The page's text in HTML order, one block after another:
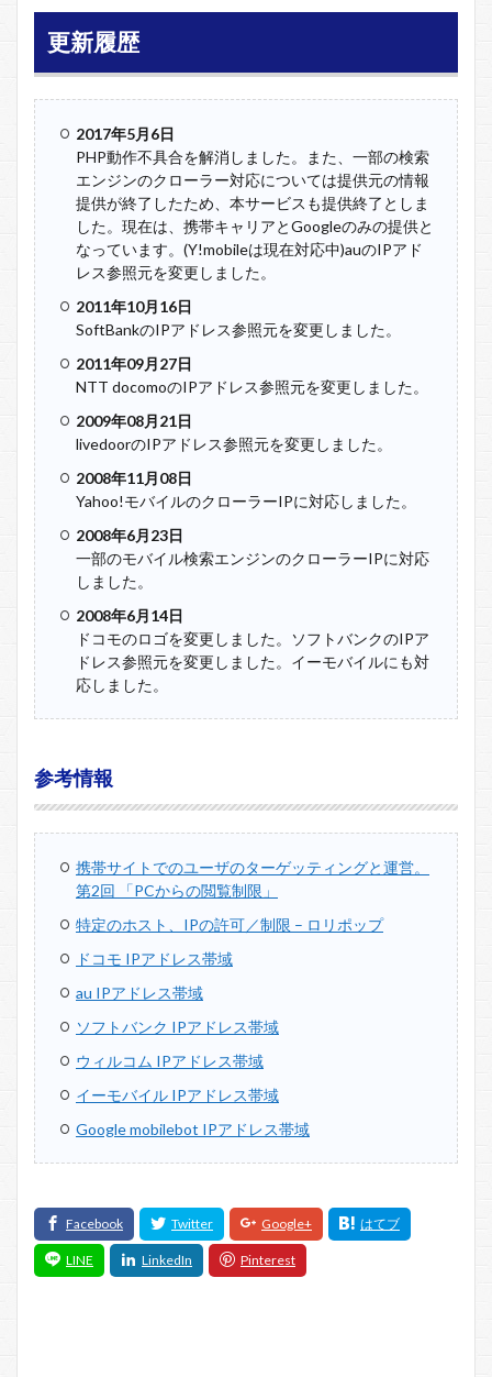
更新履歴
2017年5月6日
PHP動作不具合を解消しました。また、一部の検索
エンジンのクローラー対応については提供元の情報
提供が終了したため、本サービスも提供終了としま
した。現在は、携帯キャリアとGoogleのみの提供と
なっています。(Y!mobileは現在対応中)auのIPアド
レス参照元を変更しました。
2011年10月16日
SoftBankのIPアドレス参照元を変更しました。
2011年09月27日
NTT docomoのIPアドレス参照元を変更しました。
2009年08月21日
livedoorのIPアドレス参照元を変更しました。
2008年11月08日
Yahoo!モバイルのクローラーIPに対応しました。
2008年6月23日
一部のモバイル検索エンジンのクローラーIPに対応
しました。
2008年6月14日
ドコモのロゴを変更しました。ソフトバンクのIPア
ドレス参照元を変更しました。イーモバイルにも対
応しました。
参考情報
携帯サイトでのユーザのターゲッティングと運営。
第2回 「PCからの閲覧制限」
特定のホスト、IPの許可／制限 – ロリポップ
ドコモ IPアドレス帯域
au IPアドレス帯域
ソフトバンク IPアドレス帯域
ウィルコム IPアドレス帯域
イーモバイル IPアドレス帯域
Google mobilebot IPアドレス帯域